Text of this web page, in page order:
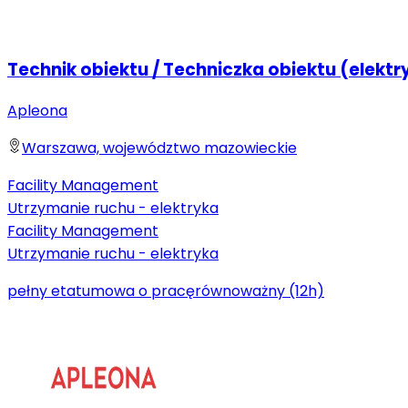
Technik obiektu / Techniczka obiektu
Apleona
Warszawa, województwo mazowieckie
Facility Management
Utrzymanie ruchu - elektryka
Facility Management
Utrzymanie ruchu - elektryka
pełny etatumowa o pracęrównoważny (12h)